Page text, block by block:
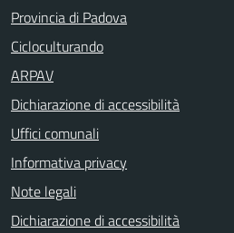
Provincia di Padova
Cicloculturando
ARPAV
Dichiarazione di accessibilità
Uffici comunali
Informativa privacy
Note legali
Dichiarazione di accessibilità